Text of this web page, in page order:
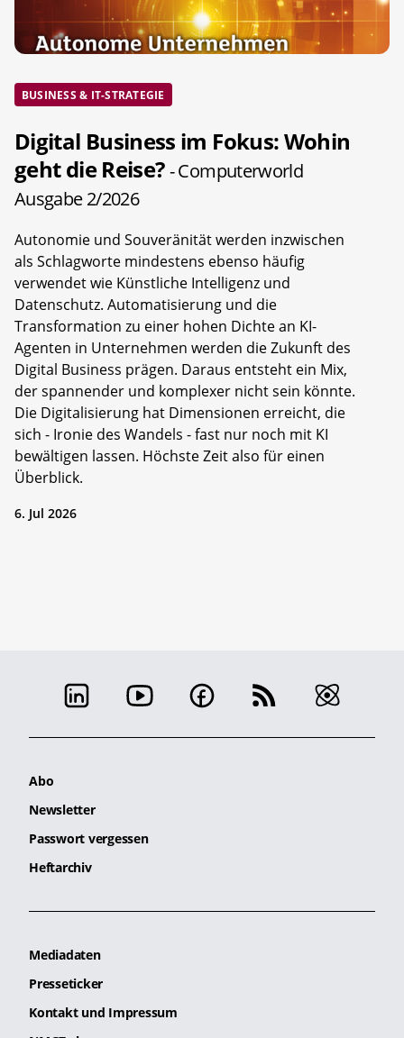
BUSINESS & IT-STRATEGIE
Digital Business im Fokus: Wohin
geht die Reise?- Computerworld
Ausgabe 2/2026
Autonomie und Souveränität werden inzwischen
als Schlagworte mindestens ebenso häufig
verwendet wie Künstliche Intelligenz und
Datenschutz. Automatisierung und die
Transformation zu einer hohen Dichte an KI-
Agenten in Unternehmen werden die Zukunft des
Digital Business prägen. Daraus entsteht ein Mix,
der spannender und komplexer nicht sein könnte.
Die Digitalisierung hat Dimensionen erreicht, die
sich - Ironie des Wandels - fast nur noch mit KI
bewältigen lassen. Höchste Zeit also für einen
Überblick.
6. Jul 2026
Abo
Newsletter
Passwort vergessen
Heftarchiv
Mediadaten
Presseticker
Kontakt und Impressum